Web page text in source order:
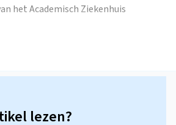
het Academisch Ziekenhuis
lezen?